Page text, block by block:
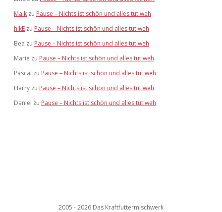
Maik zu Pause – Nichts ist schön und alles tut weh
hikE zu Pause – Nichts ist schön und alles tut weh
Bea zu Pause – Nichts ist schön und alles tut weh
Marie zu Pause – Nichts ist schön und alles tut weh
Pascal zu Pause – Nichts ist schön und alles tut weh
Harry zu Pause – Nichts ist schön und alles tut weh
Daniel zu Pause – Nichts ist schön und alles tut weh
2005 - 2026 Das Kraftfuttermischwerk